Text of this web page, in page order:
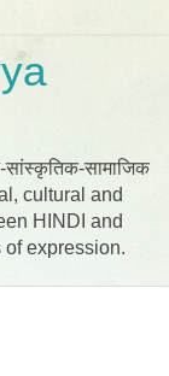
सांस्कृतिक-सामाजिक
cultural and
HINDI and
expression.